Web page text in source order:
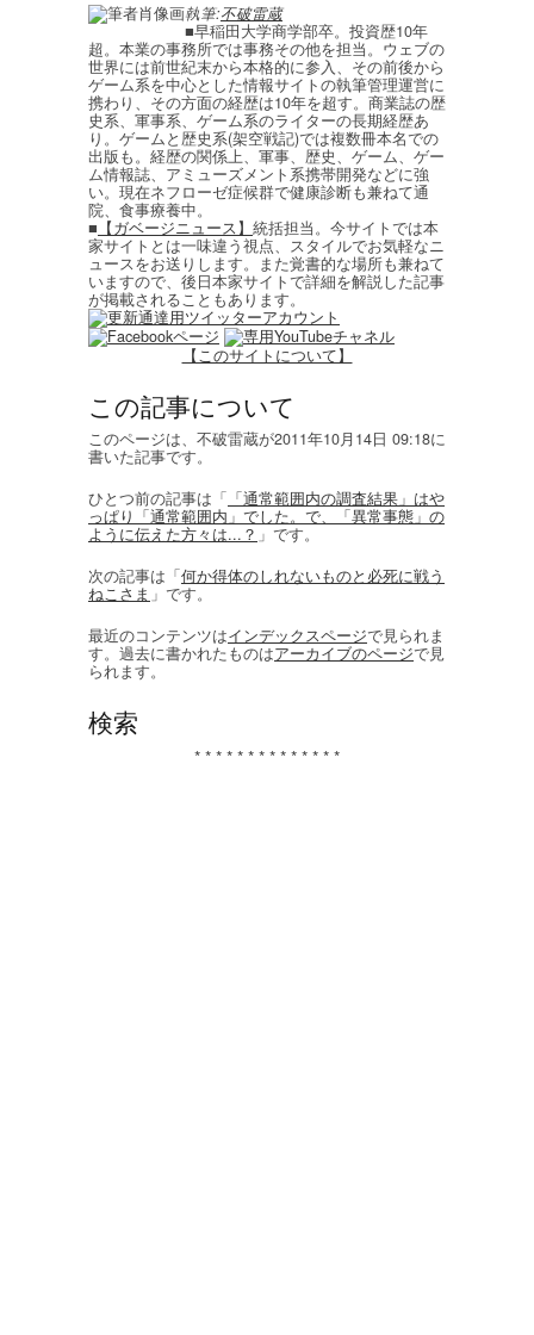
執筆:不破雷蔵
■早稲田大学商学部卒。投資歴10年
超。本業の事務所では事務その他を担当。ウェブの
世界には前世紀末から本格的に参入、その前後から
ゲーム系を中心とした情報サイトの執筆管理運営に
携わり、その方面の経歴は10年を超す。商業誌の歴
史系、軍事系、ゲーム系のライターの長期経歴あ
り。ゲームと歴史系(架空戦記)では複数冊本名での
出版も。経歴の関係上、軍事、歴史、ゲーム、ゲー
ム情報誌、アミューズメント系携帯開発などに強
い。現在ネフローゼ症候群で健康診断も兼ねて通
院、食事療養中。
■ 【ガベージニュース】 統括担当。今サイトでは本
家サイトとは一味違う視点、スタイルでお気軽なニ
ュースをお送りします。また覚書的な場所も兼ねて
いますので、後日本家サイトで詳細を解説した記事
が掲載されることもあります。
【このサイトについて】
この記事について
このページは、不破雷蔵が2011年10月14日 09:18に
書いた記事です。
ひとつ前の記事は「 「通常範囲内の調査結果」はや
っぱり「通常範囲内」でした。で、「異常事態」の
ように伝えた方々は...？ 」です。
次の記事は「何か得体のしれないものと必死に戦う
ねこさま 」です。
最近のコンテンツはインデックスページで見られま
す。過去に書かれたものはアーカイブのページで見
られます。
検索
* * * * * * * * * * * * * *